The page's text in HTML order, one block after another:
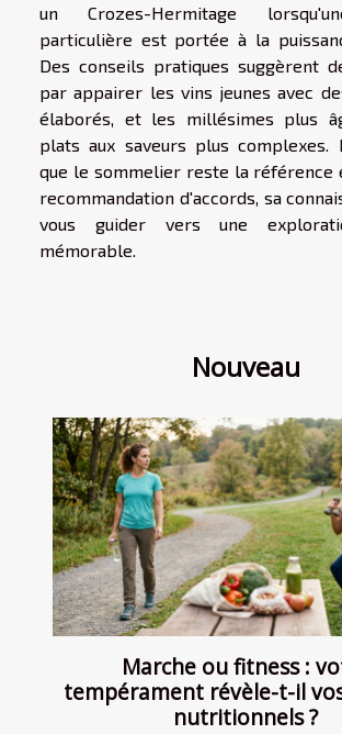
un Crozes-Hermitage
particulière est portée à la
Des conseils pratiques suggèrent
par appairer les vins jeunes avec
élaborés, et les millésimes plus
plats aux saveurs plus complexes.
que le sommelier reste la référence
recommandation d'accords, sa
vous guider vers une
mémorable.
Nouveau
Marche ou fitness :
tempérament révèle-t-il
nutritionnels ?